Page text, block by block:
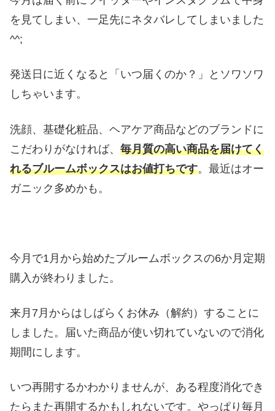
を見てしまい、一足先にネタバレしてしまいました
^^;
発送日に近くなると「いつ届くのか？」とソワソワ
しちゃいます。
洗顔、基礎化粧品、ヘアケア商品などのブランドに
こだわりがなければ、 毎月質の高い商品を届けてく
れるブルームボックスはお値打ちです。最近はオー
ガニック多めかも。
今月で1月から始めたブルームボックスの6か月定期
購入が終わりました。
来月7月からはしばらくお休み（解約）することに
しました。届いた商品が使い切れていないので消化
期間にします。
いつ再開するかわかりませんが、ある程度消化でき
たらまた再開するかもしれないです。やっぱり毎月